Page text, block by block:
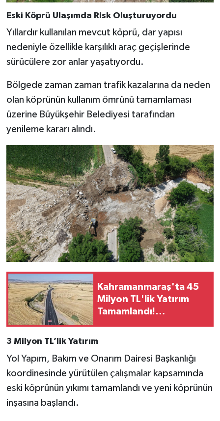
Eski Köprü Ulaşımda Risk Oluşturuyordu
Yıllardır kullanılan mevcut köprü, dar yapısı
nedeniyle özellikle karşılıklı araç geçişlerinde
sürücülere zor anlar yaşatıyordu.
Bölgede zaman zaman trafik kazalarına da neden
olan köprünün kullanım ömrünü tamamlaması
üzerine Büyükşehir Belediyesi tarafından
yenileme kararı alındı.
Kahramanmaraş'ta 45
Milyon TL'lik Yatırım
Tamamlandı!
3 Milyon TL’lik Yatırım
Yol Yapım, Bakım ve Onarım Dairesi Başkanlığı
koordinesinde yürütülen çalışmalar kapsamında
eski köprünün yıkımı tamamlandı ve yeni köprünün
inşasına başlandı.
OTOMOBİL
MİZAH
TARİH
Genel
Politika
YEREL
BÖLGEDEN
BİLİM TEKNOLOJİ
ASAYİŞ
SEÇİM 2015
ÇEVRE
BİLİM VE TEKNOLOJİ
TANITIM
HABERDE İNSAN